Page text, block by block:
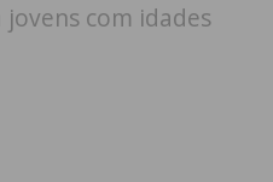
com idades